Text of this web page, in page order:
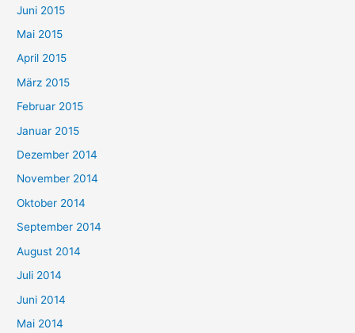
Juni 2015
Mai 2015
April 2015
März 2015
Februar 2015
Januar 2015
Dezember 2014
November 2014
Oktober 2014
September 2014
August 2014
Juli 2014
Juni 2014
Mai 2014